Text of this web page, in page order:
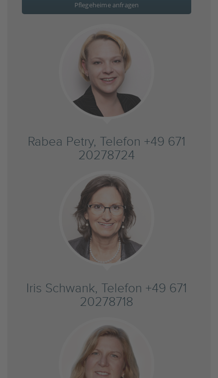
Pflegeheime anfragen
Rabea Petry, Telefon +49 671
20278724
Iris Schwank, Telefon +49 671
20278718